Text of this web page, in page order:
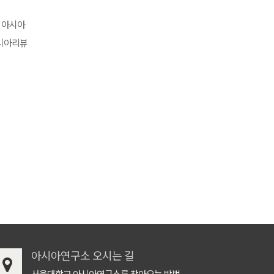
시아
아리뷰
아시아연구소 오시는 길